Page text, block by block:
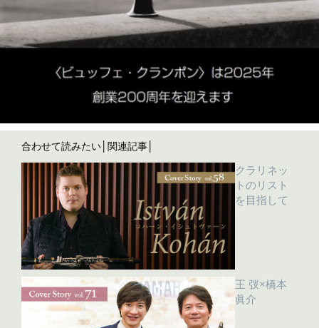
合わせて読みたい│関連記事│
クラリネッ
トのリスト
を目指して
王 弢×橋本
眞介